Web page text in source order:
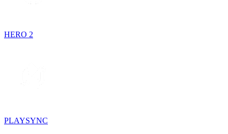
HERO 2
PLAYSYNC